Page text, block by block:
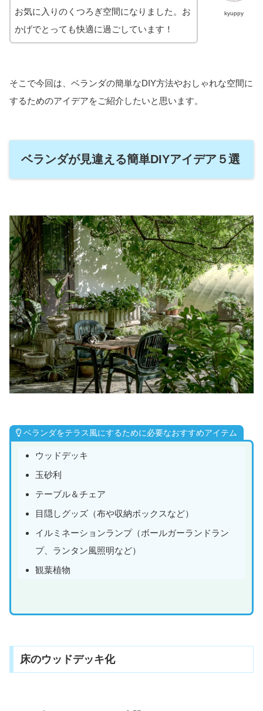
kyuppy
お気に入りのくつろぎ空間になりました。お
かげでとっても快適に過ごしています！
そこで今回は、ベランダの簡単なDIY方法やおしゃれな空間に
するためのアイデアをご紹介したいと思います。
ベランダが見違える簡単DIYアイデア５選
ベランダをテラス風にするために必要なおすすめアイテム
ウッドデッキ
玉砂利
テーブル＆チェア
目隠しグッズ（布や収納ボックスなど）
イルミネーションランプ（ボールガーランドラン
プ、ランタン風照明など）
観葉植物
床のウッドデッキ化